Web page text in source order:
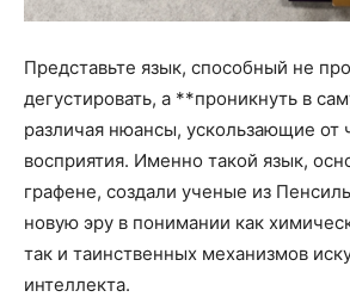
Представьте язык, способный не
дегустировать, а **проникнуть в
различая нюансы, ускользающие от
восприятия. Именно такой язык,
графене, создали ученые из
новую эру в понимании как
так и таинственных механизмов
интеллекта.